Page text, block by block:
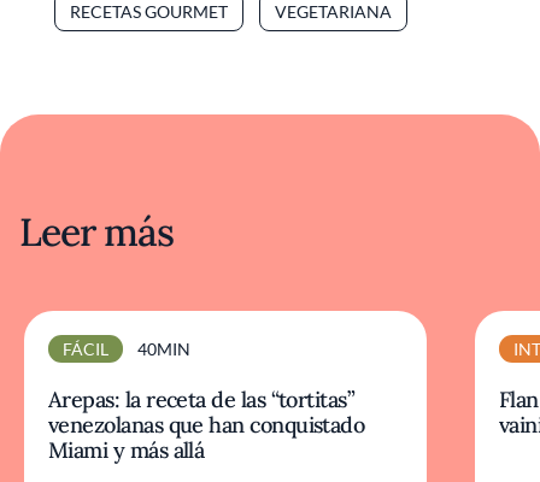
RECETAS GOURMET VEGETARIANA
Leer más
FÁCIL 40MIN
Arepas: la receta de las “tortitas”
venezolanas que han conquistado
Miami y más allá